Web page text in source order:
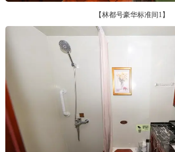
【林都号豪华标准间1】